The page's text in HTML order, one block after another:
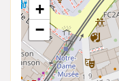
+
−